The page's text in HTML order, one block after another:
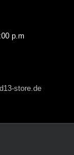
p.m
store.de